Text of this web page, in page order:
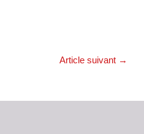
Article suivant →